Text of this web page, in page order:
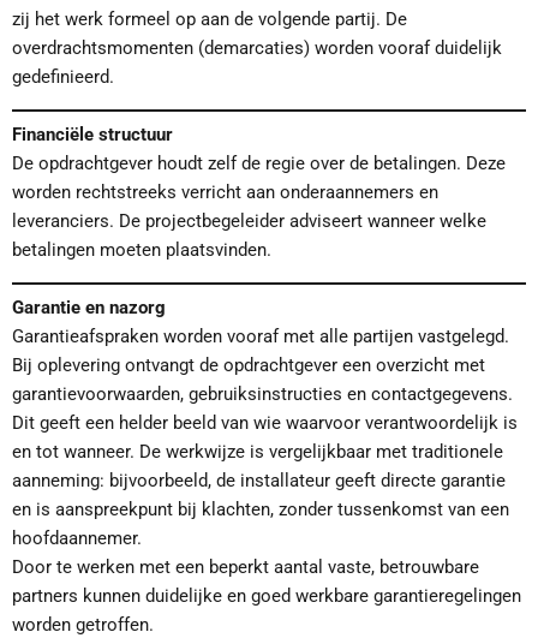
zij het werk formeel op aan de volgende partij. De
overdrachtsmomenten (demarcaties) worden vooraf duidelijk
gedefinieerd.
Financiële structuur
De opdrachtgever houdt zelf de regie over de betalingen. Deze
worden rechtstreeks verricht aan onderaannemers en
leveranciers. De projectbegeleider adviseert wanneer welke
betalingen moeten plaatsvinden.
Garantie en nazorg
Garantieafspraken worden vooraf met alle partijen vastgelegd.
Bij oplevering ontvangt de opdrachtgever een overzicht met
garantievoorwaarden, gebruiksinstructies en contactgegevens.
Dit geeft een helder beeld van wie waarvoor verantwoordelijk is
en tot wanneer. De werkwijze is vergelijkbaar met traditionele
aanneming: bijvoorbeeld, de installateur geeft directe garantie
en is aanspreekpunt bij klachten, zonder tussenkomst van een
hoofdaannemer.
Door te werken met een beperkt aantal vaste, betrouwbare
partners kunnen duidelijke en goed werkbare garantieregelingen
worden getroffen.